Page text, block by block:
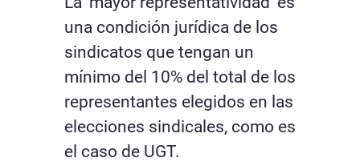
una condición jurídica de los
sindicatos que tengan un
mínimo del 10% del total de los
representantes elegidos en las
elecciones sindicales, como es
el caso de UGT.